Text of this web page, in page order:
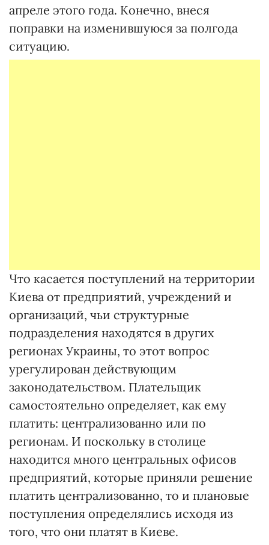
апреле этого года. Конечно, внеся
поправки на изменившуюся за полгода
ситуацию.
Что касается поступлений на территории
Киева от предприятий, учреждений и
организаций, чьи структурные
подразделения находятся в других
регионах Украины, то этот вопрос
урегулирован действующим
законодательством. Плательщик
самостоятельно определяет, как ему
платить: централизованно или по
регионам. И поскольку в столице
находится много центральных офисов
предприятий, которые приняли решение
платить централизованно, то и плановые
поступления определялись исходя из
того, что они платят в Киеве.